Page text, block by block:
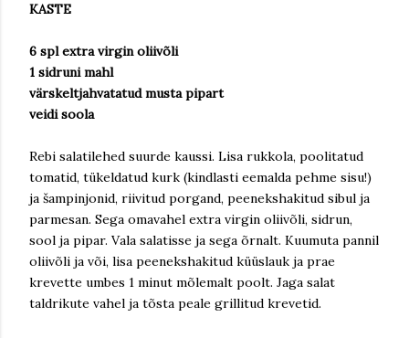
KASTE
6 spl extra virgin oliivõli
1 sidruni mahl
värskeltjahvatatud musta pipart
veidi soola
Rebi salatilehed suurde kaussi. Lisa rukkola, poolitatud
tomatid, tükeldatud kurk (kindlasti eemalda pehme sisu!)
ja šampinjonid, riivitud porgand, peenekshakitud sibul ja
parmesan. Sega omavahel extra virgin oliivõli, sidrun,
sool ja pipar. Vala salatisse ja sega õrnalt. Kuumuta pannil
oliivõli ja või, lisa peenekshakitud küüslauk ja prae
krevette umbes 1 minut mõlemalt poolt. Jaga salat
taldrikute vahel ja tõsta peale grillitud krevetid.